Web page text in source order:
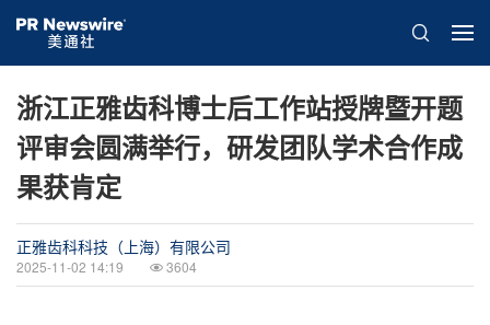
浙江正雅齿科博士后工作站授牌暨开题
评审会圆满举行，研发团队学术合作成
果获肯定
正雅齿科科技（上海）有限公司
2025-11-02 14:19 3604